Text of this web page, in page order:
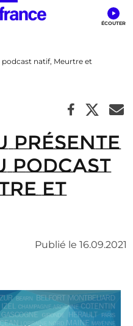
podcast natif, Meurtre et
présente
podcast
et
Publié le 16.09.2021